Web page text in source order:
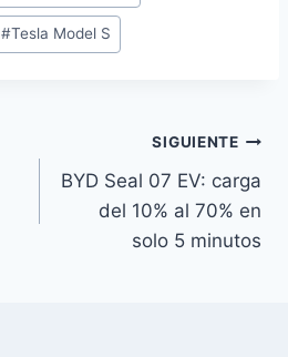
#Tesla Model S
SIGUIENTE
BYD Seal 07 EV: carga
del 10% al 70% en
solo 5 minutos